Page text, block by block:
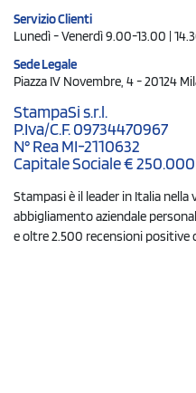
Servizio Clienti
Lunedì - Venerdì 9.00-13.00 |
Sede Legale
Piazza IV Novembre, 4 - 20124
StampaSi s.r.l.
P.Iva/C.F. 09734470967
N° Rea MI-2110632
Capitale Sociale € 250.000
Stampasi è il leader in Italia
abbigliamento aziendale
e oltre 2.500 recensioni positive